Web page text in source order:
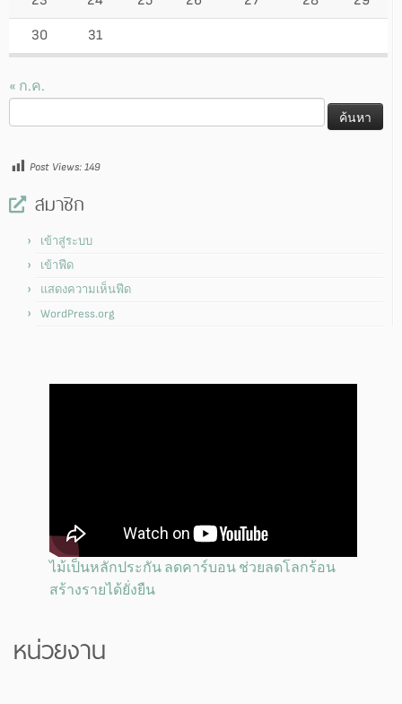
30 31
« ก.ค.
สำหรับ:
Post Views: 149
สมาชิก
เข้าสู่ระบบ
เข้าฟีด
แสดงความเห็นฟีด
WordPress.org
ไม้เป็นหลักประกัน ลดคาร์บอน ช่วยลดโลกร้อน
สร้างรายได้ยั่งยืน
หน่วยงาน